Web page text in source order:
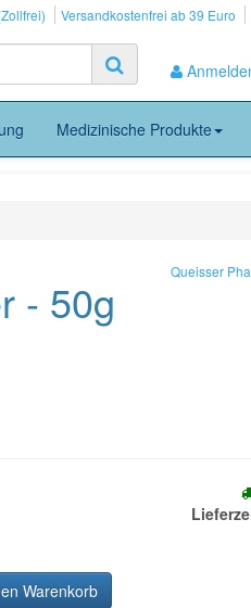
Versandkostenfrei ab 39 Euro
Medizinische Produkte
Queisser
- 50g
Warenkorb